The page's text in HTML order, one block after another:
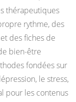
thérapeutiques
rythme, des
des fiches de
bien-être
fondées sur
le stress,
pour les contenus